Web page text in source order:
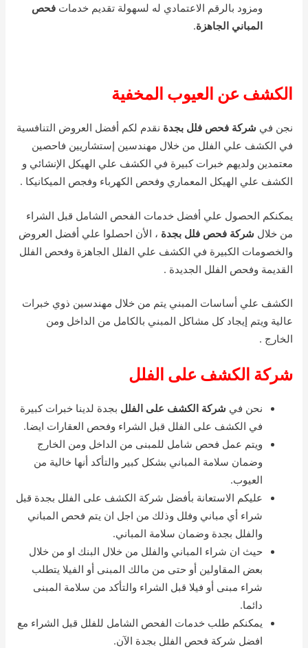
ومزود بالرقم الاعتمادي له لسهولة تقديم خدماتفحص
المباني الجاهزة.
الكشف عن العيوب المخفية
نجن في شركة فحص فلل بجدة نقدم لكم أفضل العروض التنافسية
في الكشف علي الفلل من خلال مهندسين إستشاريين فاحصين
معتمدين ولديهم خبرات كبيرة في الكشف علي الهيكل الإنشائي و
الكشف علي الهيكل المعماري وفحص الكهرباء وفجص الميكانيكا .
يمكنكم الحصول علي أفضل خدمات الفحص الشامل قبل الشراء
من خلال شركة فحص فلل بجدة ، الأن احصلوا علي أفضل العروض
والخصومات الكبيرة في الكشف علي الفلل الجاهزة وفحص الفلل
القديمة وفحص الفلل الجديدة .
الكشف علي أساسات المبني يتم من خلال مهندسين ذوي خبرات
عالية ويتم إيجاد كل مشاكل المبني بالكامل من الداخل ومن
الخارج .
شركة الكشف على الفلل
نحن في شركة الكشف على الفلل بجدة لدينا خبرات كبيرة
في الكشف على الفلل قبل الشراء وفحص العقارات ايضا.
ويتم عمل فحص شامل للمبنى من الداخل ومن الخارج
وضمان سلامة المباني بشكل كبير والتأكد أنها خالية من
العيوب.
عليكم الاستعانة بأفضل شركة الكشف على الفلل بجدة قبل
شراء أي مباني وفلل وذلك من اجل ان يتم فحص المباني
والفلل بجدة وضمان سلامة المباني.
حيث ان شراء المباني والفلل من خلال البنك او من خلال
بعض المقاولين أو حتى من مالك المبنى أو الفيلا يتطلب
شراء مبنى أو فيلا قبل الشراء والتأكد من سلامة المبنى
دائما.
يمكنكم طلب خدمات الفحص الشامل للفلل قبل الشراء مع
افضل شركة فحص الفلل بجدة الآن.